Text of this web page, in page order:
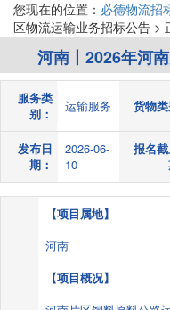
您现在的位置： 必德物流招
区物流运输业务招标公告 >
河南丨2026年河
服务类
别：
运输服务 货物类
发布日
期：
2026-06-
10
报名
【项目属地】
河南
【项目概况】